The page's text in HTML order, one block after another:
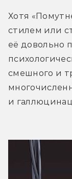
Хотя
стилем или
её довольно
смешного и
и